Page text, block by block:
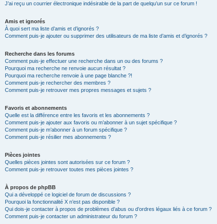
J’ai reçu un courrier électronique indésirable de la part de quelqu’un sur ce forum !
Amis et ignorés
À quoi sert ma liste d’amis et d’ignorés ?
Comment puis-je ajouter ou supprimer des utilisateurs de ma liste d’amis et d’ignorés ?
Recherche dans les forums
Comment puis-je effectuer une recherche dans un ou des forums ?
Pourquoi ma recherche ne renvoie aucun résultat ?
Pourquoi ma recherche renvoie à une page blanche ?!
Comment puis-je rechercher des membres ?
Comment puis-je retrouver mes propres messages et sujets ?
Favoris et abonnements
Quelle est la différence entre les favoris et les abonnements ?
Comment puis-je ajouter aux favoris ou m’abonner à un sujet spécifique ?
Comment puis-je m’abonner à un forum spécifique ?
Comment puis-je résilier mes abonnements ?
Pièces jointes
Quelles pièces jointes sont autorisées sur ce forum ?
Comment puis-je retrouver toutes mes pièces jointes ?
À propos de phpBB
Qui a développé ce logiciel de forum de discussions ?
Pourquoi la fonctionnalité X n’est pas disponible ?
Qui dois-je contacter à propos de problèmes d’abus ou d’ordres légaux liés à ce forum ?
Comment puis-je contacter un administrateur du forum ?